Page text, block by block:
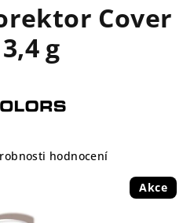
košík
Cover
g
hodnocení
Akce